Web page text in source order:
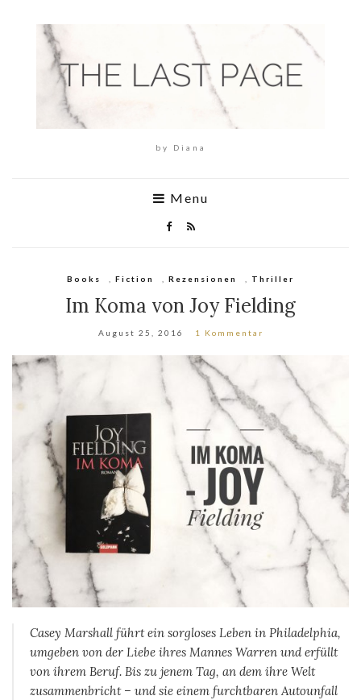
by Diana
Menu
Books Fiction Rezensionen Thriller
Im Koma von Joy Fielding
August 25, 2016 1 Kommentar
Casey Marshall führt ein sorgloses Leben in Philadelphia,
umgeben von der Liebe ihres Mannes Warren und erfüllt
von ihrem Beruf. Bis zu jenem Tag, an dem ihre Welt
zusammenbricht – und sie einem furchtbaren Autounfall